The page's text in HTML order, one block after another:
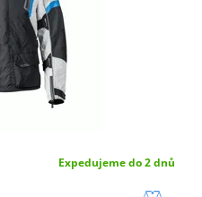
Expedujeme do 2 dnů